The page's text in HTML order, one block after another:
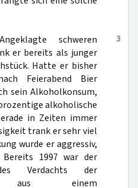
3
schweren
er bereits als junger
Hatte er bisher
Feierabend Bier
sein Alkoholkonsum,
alkoholische
in Zeiten immer
trank er sehr viel
wurde er aggressiv,
Bereits 1997 war der
Verdachts der
aus einem